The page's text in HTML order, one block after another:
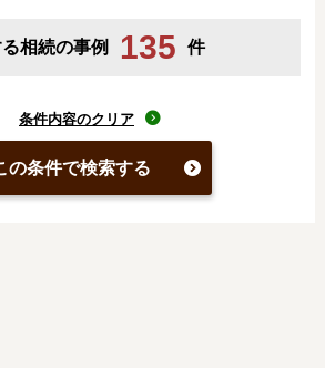
相続の事例 135 件
条件内容のクリア
の条件で検索する